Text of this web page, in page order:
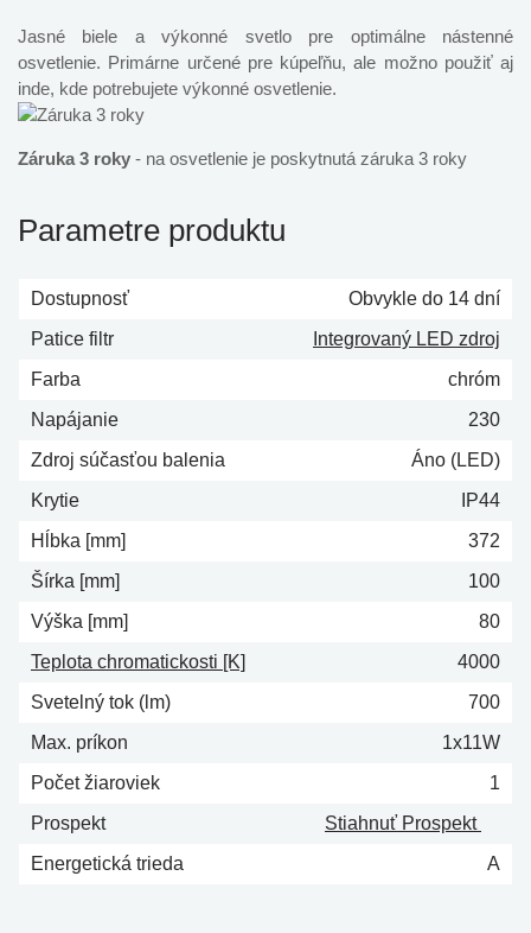
Jasné biele a výkonné svetlo pre optimálne nástenné
osvetlenie. Primárne určené pre kúpeľňu, ale možno použiť aj
inde, kde potrebujete výkonné osvetlenie.
Záruka 3 roky - na osvetlenie je poskytnutá záruka 3 roky
Parametre produktu
Dostupnosť
Obvykle do 14 dní
Patice filtr
Integrovaný LED zdroj
Farba
chróm
Napájanie
230
Zdroj súčasťou balenia
Áno (LED)
Krytie
IP44
Hĺbka [mm]
372
Šírka [mm]
100
Výška [mm]
80
Teplota chromatickosti [K]
4000
Svetelný tok (lm)
700
Max. príkon
1x11W
Počet žiaroviek
1
Prospekt
Stiahnuť Prospekt
Energetická trieda
A